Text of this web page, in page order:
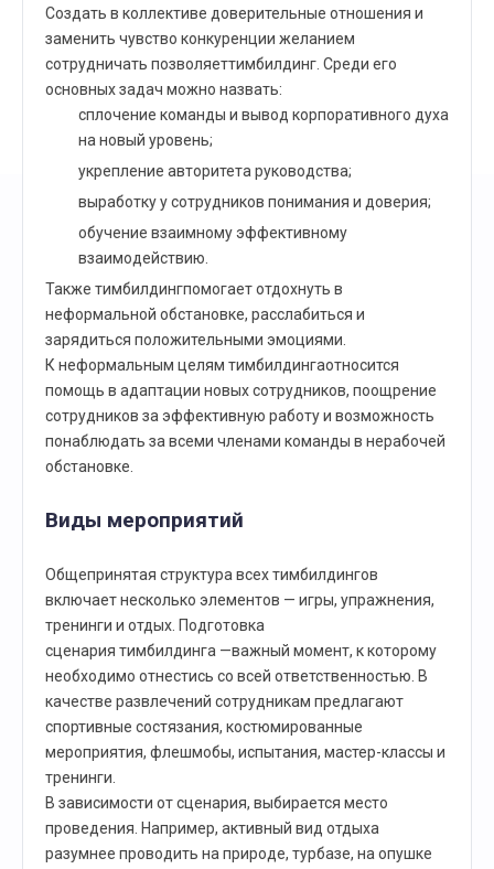
Создать в коллективе доверительные отношения и
заменить чувство конкуренции желанием
сотрудничать позволяеттимбилдинг. Среди его
основных задач можно назвать:
сплочение команды и вывод корпоративного духа
на новый уровень;
укрепление авторитета руководства;
выработку у сотрудников понимания и доверия;
обучение взаимному эффективному
взаимодействию.
Также тимбилдингпомогает отдохнуть в
неформальной обстановке, расслабиться и
зарядиться положительными эмоциями.
К неформальным целям тимбилдингаотносится
помощь в адаптации новых сотрудников, поощрение
сотрудников за эффективную работу и возможность
понаблюдать за всеми членами команды в нерабочей
обстановке.
Виды мероприятий
Общепринятая структура всех тимбилдингов
включает несколько элементов — игры, упражнения,
тренинги и отдых. Подготовка
сценария тимбилдинга —важный момент, к которому
необходимо отнестись со всей ответственностью. В
качестве развлечений сотрудникам предлагают
спортивные состязания, костюмированные
мероприятия, флешмобы, испытания, мастер-классы и
тренинги.
В зависимости от сценария, выбирается место
проведения. Например, активный вид отдыха
разумнее проводить на природе, турбазе, на опушке